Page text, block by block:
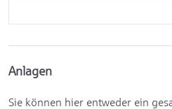
Anlagen
Sie können hier entweder ein